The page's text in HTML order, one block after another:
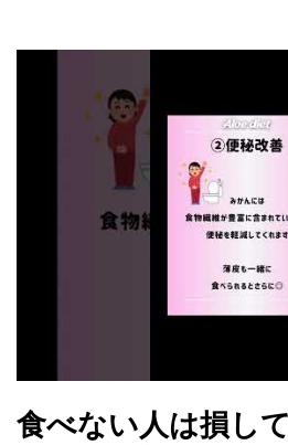
食べない人は損し